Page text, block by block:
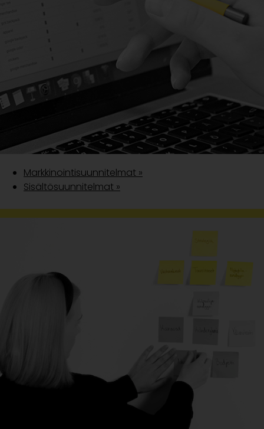
Markkinointisuunnitelmat »
Sisältösuunnitelmat »